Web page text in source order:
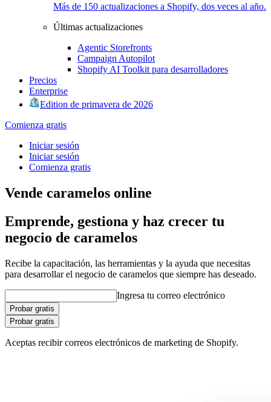
Más de 150 actualizaciones a Shopify, dos veces al año.
Últimas actualizaciones
Agentic Storefronts
Campaign Autopilot
Shopify AI Toolkit para desarrolladores
Precios
Enterprise
Edition de primavera de 2026
Comienza gratis
Iniciar sesión
Iniciar sesión
Comienza gratis
Vende caramelos online
Emprende, gestiona y haz crecer tu
negocio de caramelos
Recibe la capacitación, las herramientas y la ayuda que necesitas
para desarrollar el negocio de caramelos que siempre has deseado.
Ingresa tu correo electrónico
Probar gratis
Probar gratis
Aceptas recibir correos electrónicos de marketing de Shopify.